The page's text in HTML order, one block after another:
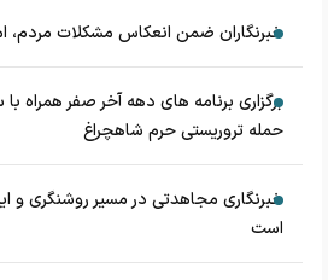
خبرنگاران ضمن انعکاس مشکلات مردم،
برگزاری برنامه های دهه آخر صفر همراه
حمله تروریستی حرم شاهچراغ
خبرنگاری مجاهدتی در مسیر روشنگری و
است